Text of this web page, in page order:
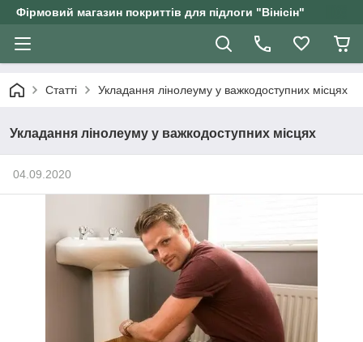
Фірмовий магазин покриттів для підлоги "Вінісін"
Статті Укладання лінолеуму у важкодоступних місцях
Укладання лінолеуму у важкодоступних місцях
04.09.2020